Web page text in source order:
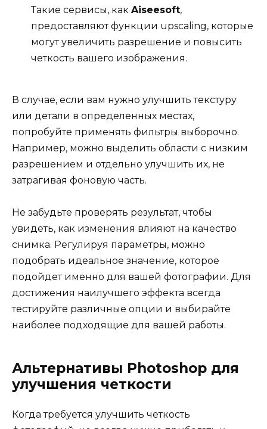
Такие сервисы, как Aiseesoft,
предоставляют функции upscaling, которые
могут увеличить разрешение и повысить
четкость вашего изображения.
В случае, если вам нужно улучшить текстуру
или детали в определенных местах,
попробуйте применять фильтры выборочно.
Например, можно выделить области с низким
разрешением и отдельно улучшить их, не
затрагивая фоновую часть.
Не забудьте проверять результат, чтобы
увидеть, как изменения влияют на качество
снимка. Регулируя параметры, можно
подобрать идеальное значение, которое
подойдет именно для вашей фотографии. Для
достижения наилучшего эффекта всегда
тестируйте различные опции и выбирайте
наиболее подходящие для вашей работы.
Альтернативы Photoshop для
улучшения четкости
Когда требуется улучшить четкость